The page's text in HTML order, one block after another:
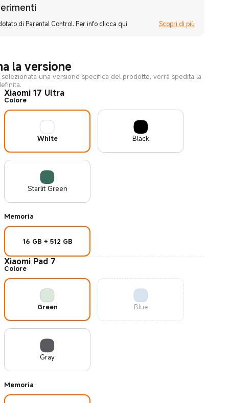
di Parental Control. Per info clicca qui Scopri di più
la versione
una versione specifica del prodotto, verrà spedita la
Xiaomi 17 Ultra
Colore
White Black
Starlit Green
Memoria
16 GB + 512 GB
Xiaomi Pad 7
Colore
Green Blue
Gray
Memoria